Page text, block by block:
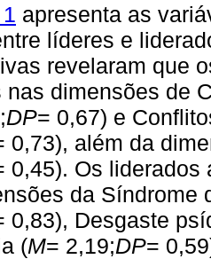
apresenta as
líderes e
revelaram que
nas dimensões de
DP= 0,67) e
0,73), além da
0,45). Os liderados
da Síndrome
0,83), Desgaste
(M= 2,19;DP=